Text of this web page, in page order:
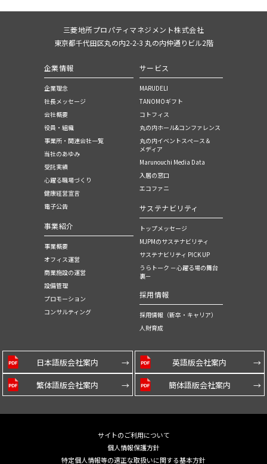
三菱地所プロパティマネジメント株式会社
東京都千代田区丸の内2-2-3 丸の内仲通りビル2階
企業情報
企業理念
社長メッセージ
会社概要
役員・組織
事業所・関連会社一覧
当社のあゆみ
受託実績
心躍る職場づくり
健康経営宣言
電子公告
事業紹介
事業概要
オフィス運営
商業施設の運営
設備管理
プロモーション
コンサルティング
サービス
MARUDELI
TANOMOギフト
コトフィス
丸の内ホール&コンファレンス
丸の内イベントスぺース＆
メディア
Marunouchi Media Data
入居の窓口
エコファニ
サステナビリティ
トップメッセージ
MJPMのサステナビリティ
サステナビリティ PICK UP
うらトーク －心躍る場の舞台
裏－
採用情報
採用情報（新卒・キャリア）
人財育成
日本語版会社案内
英語版会社案内
繁体語版会社案内
簡体語版会社案内
サイトのご利用について
個人情報保護方針
特定個人情報等の適正な取扱いに関する基本方針